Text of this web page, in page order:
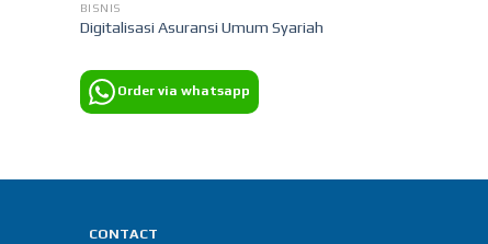
BISNIS
Digitalisasi Asuransi Umum Syariah
Order via whatsapp
CONTACT